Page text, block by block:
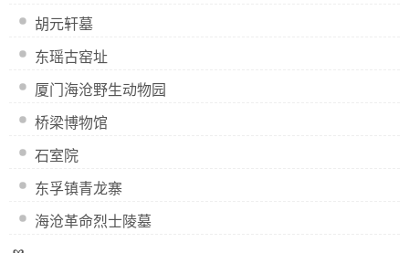
胡元轩墓
东瑶古窑址
厦门海沧野生动物园
桥梁博物馆
石室院
东孚镇青龙寨
海沧革命烈士陵墓